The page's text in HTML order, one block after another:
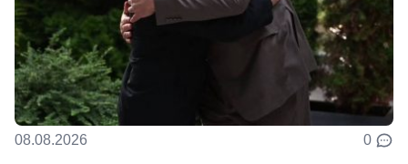
08.08.2026 0